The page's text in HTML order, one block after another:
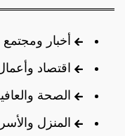
أخبار ومجتمع
اقتصاد
الصحة
المنزل